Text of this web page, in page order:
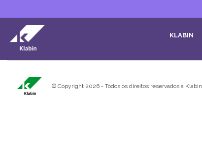
KLABIN
© Copyright 2026 - Todos os direitos reservados à Klabin